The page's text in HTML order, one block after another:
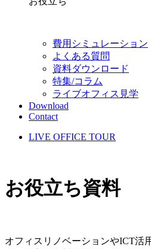
費用シミュレーション
よくある質問
資料ダウンロード
特集/コラム
ライブオフィス見学
Download
Contact
LIVE OFFICE TOUR
お役立ち資料
オフィスリノベーションやICT活